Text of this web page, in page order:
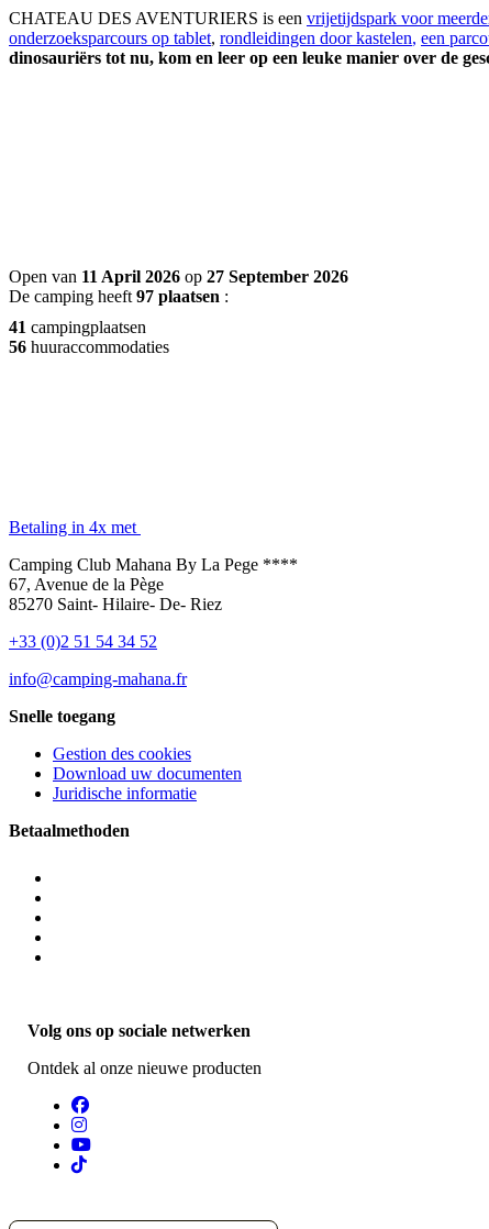
CHATEAU DES AVENTURIERS is een vrijetijdspark voor
onderzoeksparcours op tablet, rondleidingen door kastelen, een
dinosauriërs tot nu, kom en leer op een leuke manier over de
Open van 11 April 2026 op 27 September 2026
De camping heeft 97 plaatsen :
41 campingplaatsen
56 huuraccommodaties
Betaling in 4x met
Camping Club Mahana By La Pege ****
67, Avenue de la Pège
85270 Saint- Hilaire- De- Riez
+33 (0)2 51 54 34 52
info@camping-mahana.fr
Snelle toegang
Gestion des cookies
Download uw documenten
Juridische informatie
Betaalmethoden
Volg ons op sociale netwerken
Ontdek al onze nieuwe producten